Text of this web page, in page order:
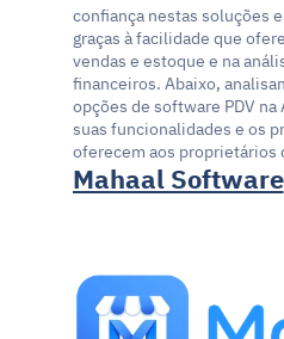
confiança nestas soluções
graças à facilidade que
vendas e estoque e na
financeiros. Abaixo,
opções de software PDV
suas funcionalidades e os
oferecem aos proprietários
Mahaal Software